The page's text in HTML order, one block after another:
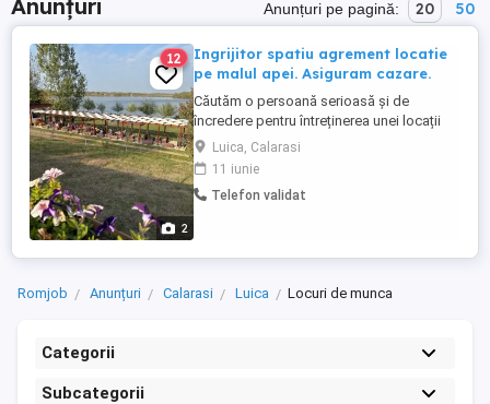
Anunțuri Anunțuri pe pagină: 20 50
2
12
Ingrijitor spatiu agrement locatie
pe malul apei. Asiguram cazare.
Căutăm o persoană serioasă și de
încredere pentru întreținerea unei locații
private situate pe malul apei, unde
organizăm evenimente pentru copii,
evenimente private, activitati sportive pe
apa, etc, în cadrul complexului Luica
Luica, Calarasi
11 iunie
Telefon validat
Romjob Anunțuri Calarasi Luica Locuri de munca
Categorii
Subcategorii